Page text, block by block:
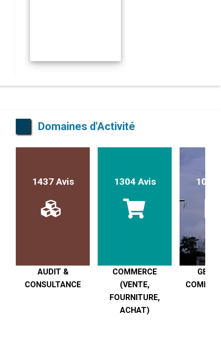
Domaines d'Activité
1437 Avis
AUDIT &
CONSULTANCE
1304 Avis
COMMERCE
(VENTE,
FOURNITURE,
ACHAT)
1017